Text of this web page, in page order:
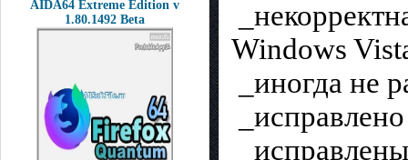
AIDA64 Extreme Edition v
1.80.1492 Beta
Windows
_иногда не